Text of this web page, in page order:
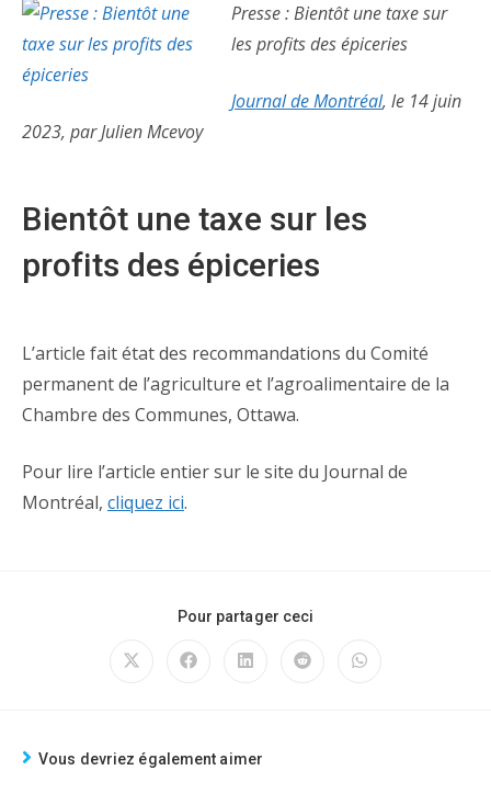
Presse : Bientôt une taxe sur
les profits des épiceries
Journal de Montréal, le 14 juin
2023, par Julien Mcevoy
Bientôt une taxe sur les
profits des épiceries
L’article fait état des recommandations du Comité
permanent de l’agriculture et l’agroalimentaire de la
Chambre des Communes, Ottawa.
Pour lire l’article entier sur le site du Journal de
Montréal, cliquez ici.
Pour partager ceci
Vous devriez également aimer